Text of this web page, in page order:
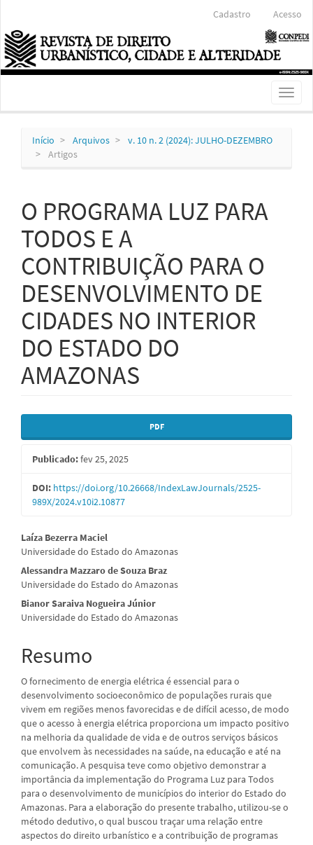
Conteúdo
principal
Barra
Lateral
Cadastro Acesso
Toggle
Início Arquivos
v. 10 n. 2 (2024): JULHO-DEZEMBRO
Artigos
O PROGRAMA LUZ PARA
TODOS E A
CONTRIBUIÇÃO PARA O
DESENVOLVIMENTO DE
CIDADES NO INTERIOR
DO ESTADO DO
AMAZONAS
Barra
lateral
de
artigos
PDF
Publicado:fev 25, 2025
DOI: https://doi.org/10.26668/IndexLawJournals/2525-
989X/2024.v10i2.10877
Conteúdo
do
artigo
principal
Laíza Bezerra Maciel
Universidade do Estado do Amazonas
Alessandra Mazzaro de Souza Braz
Universidade do Estado do Amazonas
Bianor Saraiva Nogueira Júnior
Universidade do Estado do Amazonas
Resumo
O fornecimento de energia elétrica é essencial para o
desenvolvimento socioeconômico de populações rurais que
vivem em regiões menos favorecidas e de difícil acesso, de modo
que o acesso à energia elétrica proporciona um impacto positivo
na melhoria da qualidade de vida e de outros serviços básicos
que envolvem às necessidades na saúde, na educação e até na
comunicação. A pesquisa teve como objetivo demonstrar a
importância da implementação do Programa Luz para Todos
para o desenvolvimento de municípios do interior do Estado do
Amazonas. Para a elaboração do presente trabalho, utilizou-se o
método dedutivo, o qual buscou traçar uma relação entre
aspectos do direito urbanístico e a contribuição de programas